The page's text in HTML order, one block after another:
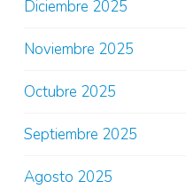
Diciembre 2025
Noviembre 2025
Octubre 2025
Septiembre 2025
Agosto 2025